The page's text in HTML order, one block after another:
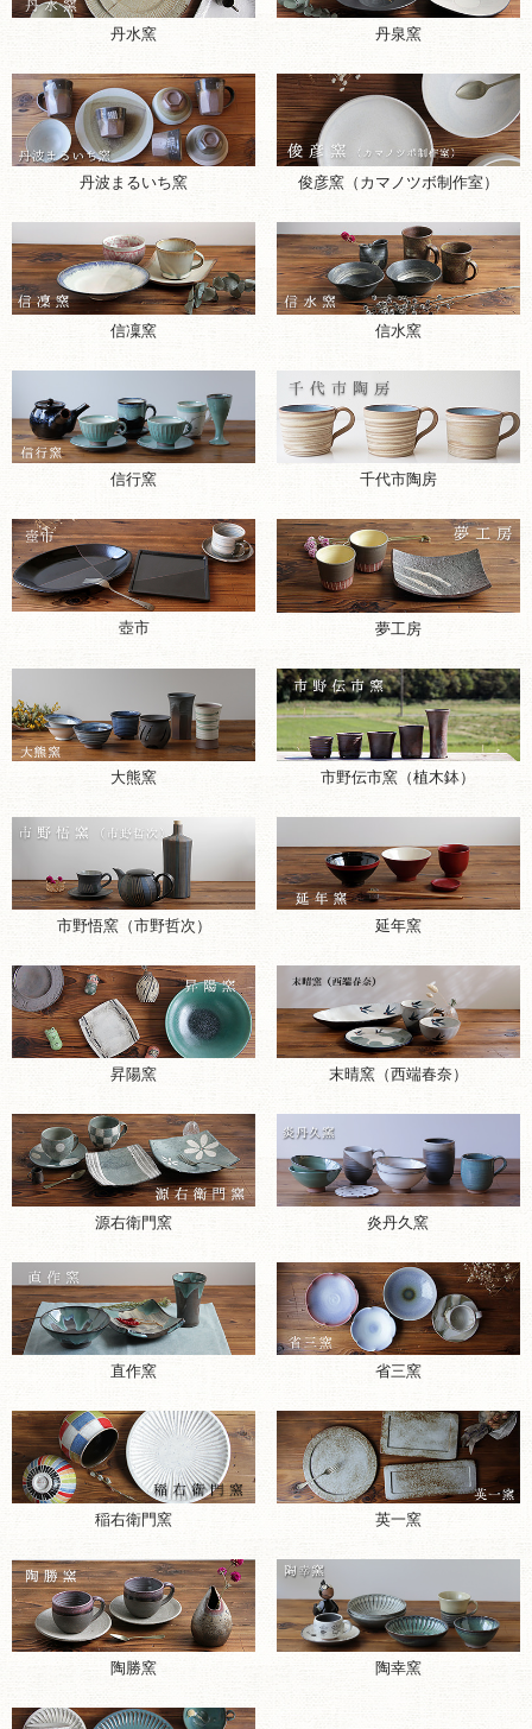
丹水窯 丹泉窯
丹波まるいち窯 俊彦窯（カマノツボ制作室）
信凜窯 信水窯
信行窯 千代市陶房
壺市 夢工房
大熊窯 市野伝市窯（植木鉢）
市野悟窯（市野哲次） 延年窯
昇陽窯 末晴窯（西端春奈）
源右衛門窯 炎丹久窯
直作窯 省三窯
稲右衛門窯 英一窯
陶勝窯 陶幸窯